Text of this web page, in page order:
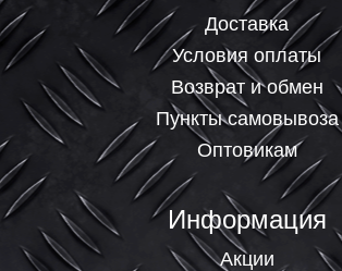
Доставка
Условия оплаты
Возврат и обмен
Пункты самовывоза
Оптовикам
Информация
Акции